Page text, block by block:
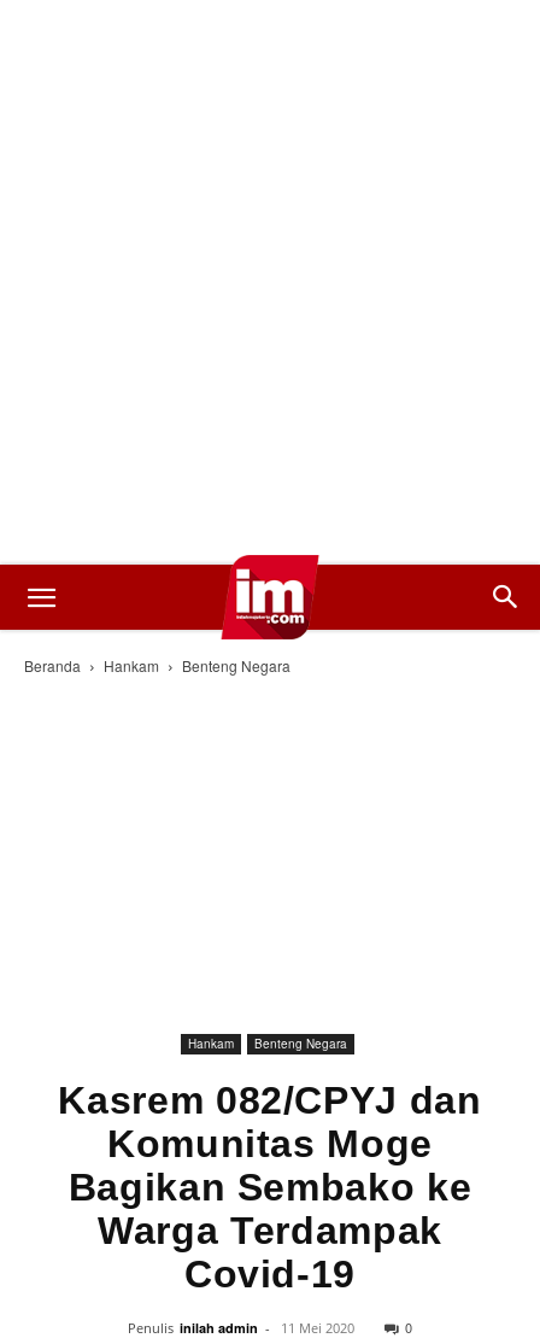
Beranda Hankam Benteng Negara
Hankam Benteng Negara
Kasrem 082/CPYJ dan
Komunitas Moge
Bagikan Sembako ke
Warga Terdampak
Covid-19
Penulis inilah admin - 11 Mei 2020 0